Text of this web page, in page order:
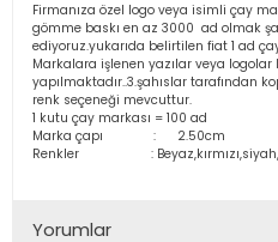
Firmanıza özel logo veya isimli çay
gömme baskı en az 3000 ad olmak
ediyoruz.yukarıda belirtilen fiat 1 ad
Markalara işlenen yazılar veya
yapılmaktadır..3.şahıslar tarafından
renk seçeneği mevcuttur.
1 kutu çay markası = 100 ad
Marka çapı : 2.50cm
Renkler :
Yorumlar